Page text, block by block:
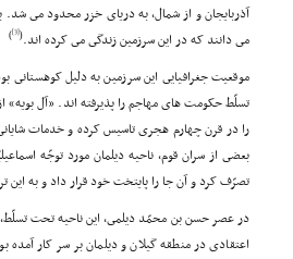
آذربایجان و از شمال، به دریاى خزر محدود مى شد.
مى دانند که در این سرزمین زندگى مى کرده اند.(
[3]
)
موقعیت جغرافیایى این سرزمین به دلیل
تسلّط حکومت هاى مهاجم را پذیرفته اند. «آل
را در قرن چهارم هجرى تاسیس کرده و خدمات
تصرّف کرد و آن جا را پایتخت خود قرار داد و به
در عصر حسن بن محمّد دیلمى، این ناحیه تحت تسلّط،
اعتقادى در منطقه گیلان و دیلمان بر سر کار آمده